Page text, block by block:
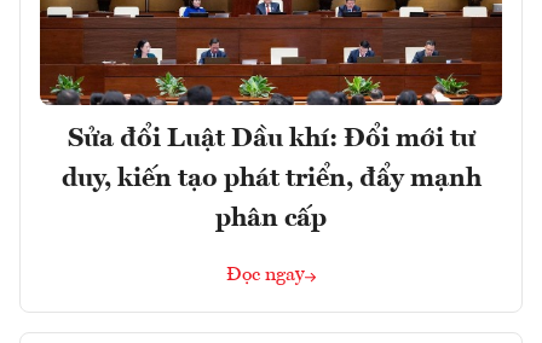
Sửa đổi Luật Dầu khí: Đổi mới tư
duy, kiến tạo phát triển, đẩy mạnh
phân cấp
Đọc ngay